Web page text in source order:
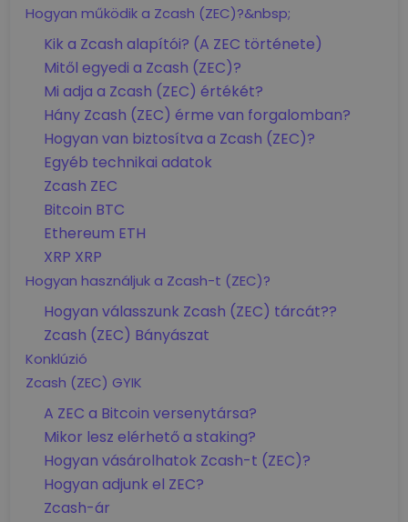
Hogyan működik a Zcash (ZEC)?&nbsp;
Kik a Zcash alapítói? (A ZEC története)
Mitől egyedi a Zcash (ZEC)?
Mi adja a Zcash (ZEC) értékét?
Hány Zcash (ZEC) érme van forgalomban?
Hogyan van biztosítva a Zcash (ZEC)?
Egyéb technikai adatok
Zcash ZEC
Bitcoin BTC
Ethereum ETH
XRP XRP
Hogyan használjuk a Zcash-t (ZEC)?
Hogyan válasszunk Zcash (ZEC) tárcát??
Zcash (ZEC) Bányászat
Konklúzió
Zcash (ZEC) GYIK
A ZEC a Bitcoin versenytársa?
Mikor lesz elérhető a staking?
Hogyan vásárolhatok Zcash-t (ZEC)?
Hogyan adjunk el ZEC?
Zcash-ár